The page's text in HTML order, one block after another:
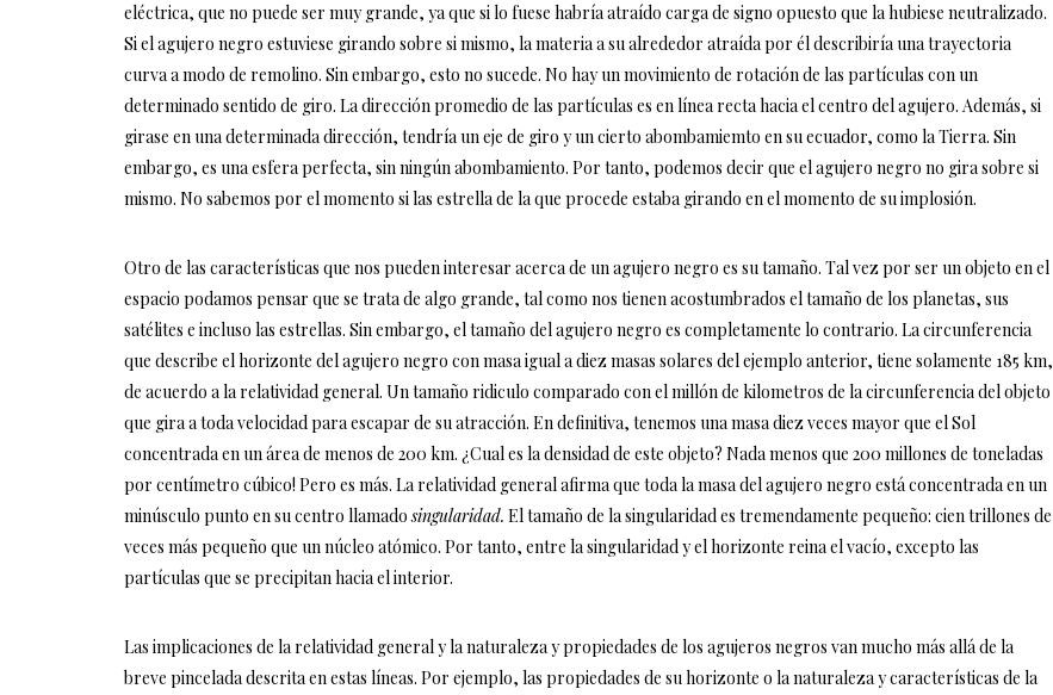
eléctrica, que no puede ser muy grande, ya que si lo fuese habría atraído carga de signo opuesto que la hubiese neutralizado.
Si el agujero negro estuviese girando sobre si mismo, la materia a su alrededor atraída por él describiría una trayectoria
curva a modo de remolino. Sin embargo, esto no sucede. No hay un movimiento de rotación de las partículas con un
determinado sentido de giro. La dirección promedio de las partículas es en línea recta hacia el centro del agujero. Además, si
girase en una determinada dirección, tendría un eje de giro y un cierto abombamiemto en su ecuador, como la Tierra. Sin
embargo, es una esfera perfecta, sin ningún abombamiento. Por tanto, podemos decir que el agujero negro no gira sobre si
mismo. No sabemos por el momento si las estrella de la que procede estaba girando en el momento de su implosión.
Otro de las características que nos pueden interesar acerca de un agujero negro es su tamaño. Tal vez por ser un objeto en el
espacio podamos pensar que se trata de algo grande, tal como nos tienen acostumbrados el tamaño de los planetas, sus
satélites e incluso las estrellas. Sin embargo, el tamaño del agujero negro es completamente lo contrario. La circunferencia
que describe el horizonte del agujero negro con masa igual a diez masas solares del ejemplo anterior, tiene solamente 185 km,
de acuerdo a la relatividad general. Un tamaño ridiculo comparado con el millón de kilometros de la circunferencia del objeto
que gira a toda velocidad para escapar de su atracción. En definitiva, tenemos una masa diez veces mayor que el Sol
concentrada en un área de menos de 200 km. ¿Cual es la densidad de este objeto? Nada menos que 200 millones de toneladas
por centímetro cúbico! Pero es más. La relatividad general afirma que toda la masa del agujero negro está concentrada en un
minúsculo punto en su centro llamadosingularidad. El tamaño de la singularidad es tremendamente pequeño: cien trillones de
veces más pequeño que un núcleo atómico. Por tanto, entre la singularidad y el horizonte reina el vacío, excepto las
partículas que se precipitan hacia el interior.
Las implicaciones de la relatividad general y la naturaleza y propiedades de los agujeros negros van mucho más allá de la
breve pincelada descrita en estas líneas. Por ejemplo, las propiedades de su horizonte o la naturaleza y características de la